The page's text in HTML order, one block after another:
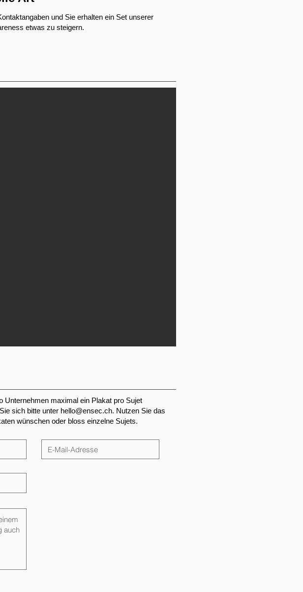
und Sie erhalten ein Set unserer
etwas zu steigern.
Unternehmen maximal ein Plakat pro Sujet
sich bitte unter hello@ensec.ch. Nutzen Sie das
wünschen oder bloss einzelne Sujets.